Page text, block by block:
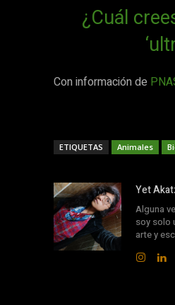
¿Cuál
Con información de
ETIQUETAS Animales
Yet
Alguna
soy solo
arte y